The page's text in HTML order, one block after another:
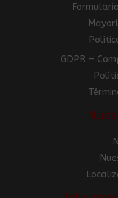
GDPR –